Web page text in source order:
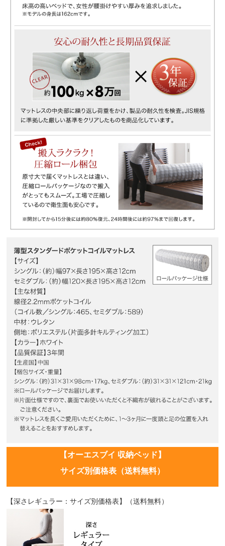
【オーエスブイ 収納ベッド】
サイズ別価格表（送料無料）
【深さレギュラー：サイズ別価格表】（送料無料）